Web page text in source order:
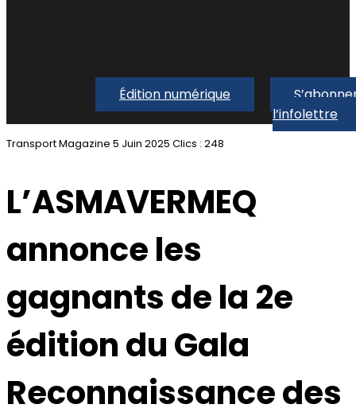
Édition numérique
l’infolettre
Transport Magazine 5 Juin 2025 Clics : 248
L’ASMAVERMEQ
annonce les
gagnants de la 2e
édition du Gala
Reconnaissance des